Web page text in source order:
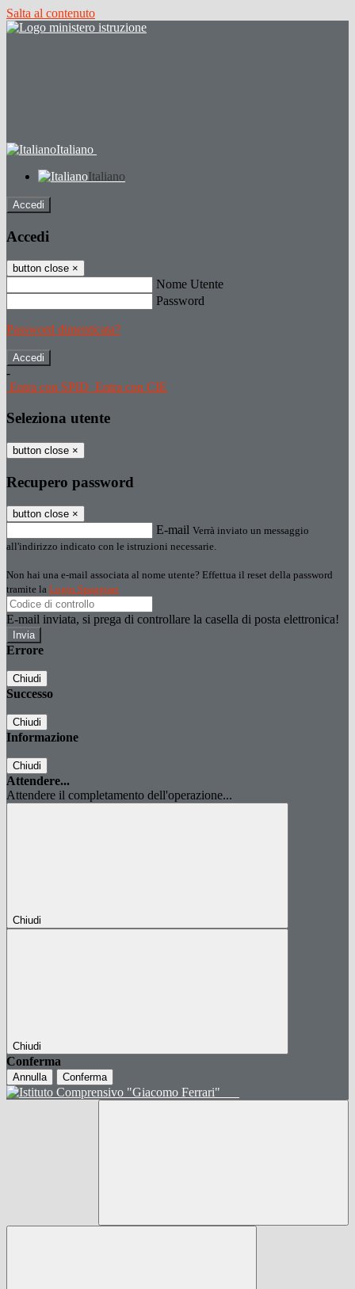
Salta al contenuto
Italiano
Italiano
Accedi
Accedi
button close ×
Nome Utente
Password
Password dimenticata?
-
Entra con SPID Entra con CIE
Seleziona utente
button close ×
Recupero password
button close ×
E-mail Verrà inviato un messaggio
all'indirizzo indicato con le istruzioni necessarie.
Non hai una e-mail associata al nome utente? Effettua il reset della password
tramite la Login Spaggiari
E-mail inviata, si prega di controllare la casella di posta elettronica!
Errore
Chiudi
Successo
Chiudi
Informazione
Chiudi
Attendere...
Attendere il completamento dell'operazione...
Chiudi
Chiudi
Conferma
Annulla Conferma